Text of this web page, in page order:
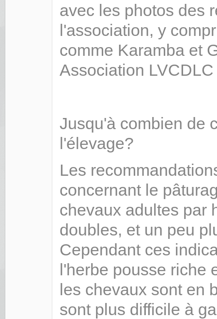
avec les photos des
l'association, y
comme Karamba et
Association
Jusqu'à combien de
l'élevage?
Les
concernant le
chevaux adultes par
doubles, et un peu
Cependant ces
l'herbe pousse riche
les chevaux sont en
sont plus difficile à